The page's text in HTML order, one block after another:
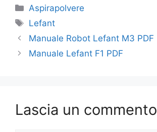
Categorie
Aspirapolvere
Tag
Lefant
Manuale Robot Lefant M3 PDF
Manuale Lefant F1 PDF
Lascia un commento